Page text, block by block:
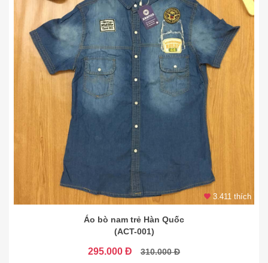
3.411 thích
Áo bò nam trẻ Hàn Quốc
(ACT-001)
295.000 Đ 310.000 Đ